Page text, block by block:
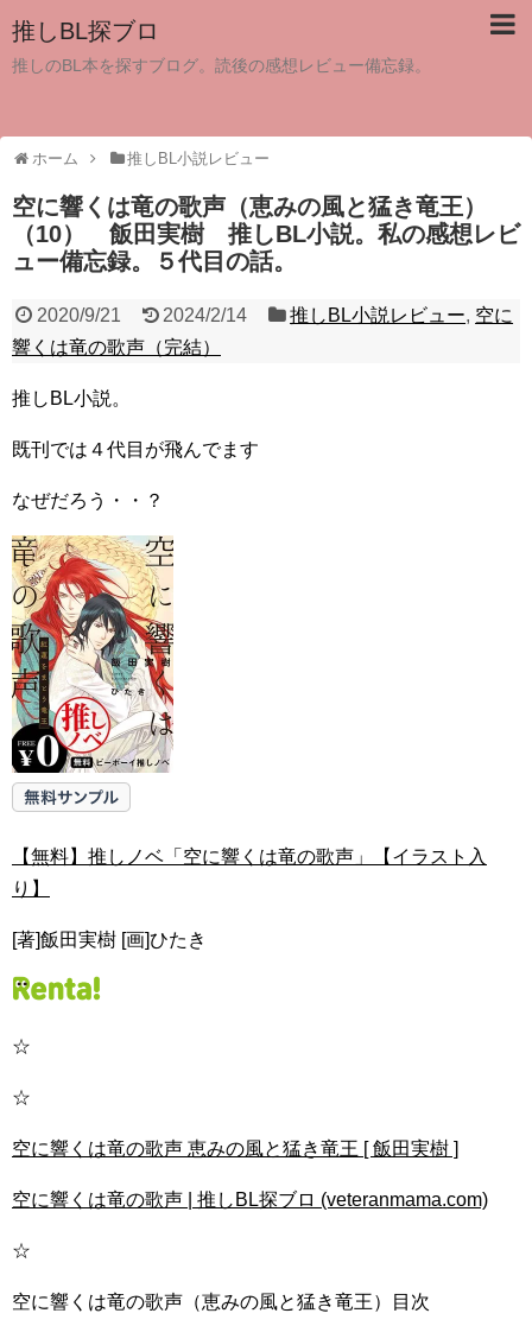
推しBL探ブロ
推しのBL本を探すブログ。読後の感想レビュー備忘録。
ホーム 推しBL小説レビュー
空に響くは竜の歌声（恵みの風と猛き竜王）
（10） 飯田実樹 推しBL小説。私の感想レビ
ュー備忘録。５代目の話。
2020/9/21 2024/2/14 推しBL小説レビュー, 空に
響くは竜の歌声（完結）
推しBL小説。
既刊では４代目が飛んでます
なぜだろう・・？
【無料】推しノベ「空に響くは竜の歌声」【イラスト入
り】
[著]飯田実樹 [画]ひたき
☆
☆
空に響くは竜の歌声 恵みの風と猛き竜王 [ 飯田実樹 ]
空に響くは竜の歌声 | 推しBL探ブロ (veteranmama.com)
☆
空に響くは竜の歌声（恵みの風と猛き竜王）目次